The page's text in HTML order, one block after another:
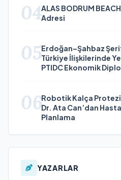
04ALAS BODRUM
Adresi
05Erdoğan–Şahbaz
Türkiye İlişkilerinde
PTIDC Ekonomik
06Robotik Kalça
Dr. Ata Can’dan
Planlama
YAZARLAR